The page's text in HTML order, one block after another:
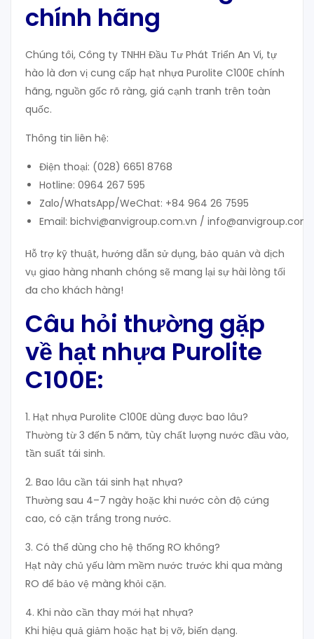
chính hãng
Chúng tôi, Công ty TNHH Đầu Tư Phát Triển An Vi, tự
hào là đơn vị cung cấp hạt nhựa Purolite C100E chính
hãng, nguồn gốc rõ ràng, giá cạnh tranh trên toàn
quốc.
Thông tin liên hệ:
Điện thoại: (028) 6651 8768
Hotline: 0964 267 595
Zalo/WhatsApp/WeChat: +84 964 26 7595
Email: bichvi@anvigroup.com.vn /
Hỗ trợ kỹ thuật, hướng dẫn sử dụng, bảo quản và dịch
vụ giao hàng nhanh chóng sẽ mang lại sự hài lòng tối
đa cho khách hàng!
Câu hỏi thường gặp
về hạt nhựa Purolite
C100E:
1. Hạt nhựa Purolite C100E dùng được bao lâu?
Thường từ 3 đến 5 năm, tùy chất lượng nước đầu vào,
tần suất tái sinh.
2. Bao lâu cần tái sinh hạt nhựa?
Thường sau 4–7 ngày hoặc khi nước còn độ cứng
cao, có cặn trắng trong nước.
3. Có thể dùng cho hệ thống RO không?
Hạt này chủ yếu làm mềm nước trước khi qua màng
RO để bảo vệ màng khỏi cặn.
4. Khi nào cần thay mới hạt nhựa?
Khi hiệu quả giảm hoặc hạt bị vỡ, biến dạng.